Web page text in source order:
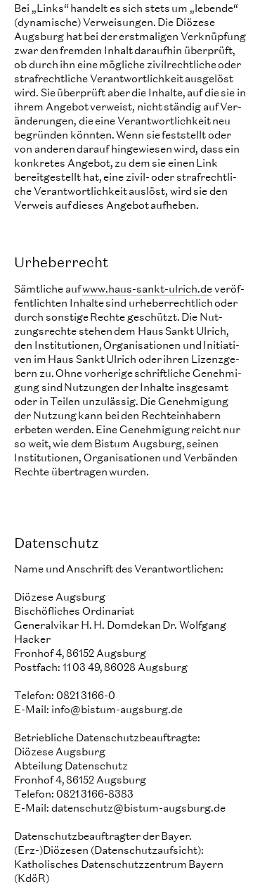
Bei „Links“ handelt es sich stets um „lebende“
(dyna­mi­sche) Ver­wei­sun­gen. Die Diö­zese
Augs­burg hat bei der erst­ma­li­gen Ver­knüp­fung
zwar den frem­den Inhalt darauf­hin über­prüft,
ob durch ihn eine mög­li­che zivil­recht­li­che oder
straf­recht­liche Ver­ant­wort­lich­keit aus­ge­löst
wird. Sie über­prüft aber die Inhalte, auf die sie in
ihrem Ange­bot ver­weist, nicht stän­dig auf Ver­
än­de­run­gen, die eine Ver­ant­wort­lich­keit neu
begrün­den könn­ten. Wenn sie fest­stellt oder
von ande­ren darauf hin­ge­wie­sen wird, dass ein
kon­kre­tes Ange­bot, zu dem sie einen Link
bereit­ge­stellt hat, eine zivil- oder straf­recht­li­
che Ver­ant­wort­lich­keit aus­löst, wird sie den
Ver­weis auf die­ses Ange­bot aufheben.
Urheberrecht
Sämtliche aufwww.haus-sankt-ulrich.dever­öf­
fent­lich­ten Inhalte sind urhe­ber­recht­lich oder
durch sons­tige Rechte geschützt. Die Nut­
zungs­rechte ste­hen dem Haus Sankt Ulrich,
den Insti­tu­tio­nen, Orga­ni­sa­tio­nen und Ini­ti­a­ti­
ven im Haus Sankt Ulrich oder ihren Lizenz­ge­
bern zu. Ohne vor­he­rige schrift­liche Geneh­mi­
gung sind Nut­zun­gen der Inhalte ins­ge­samt
oder in Teilen unzu­läs­sig. Die Geneh­mi­gung
der Nut­zung kann bei den Rechte­in­ha­bern
erbe­ten wer­den. Eine Geneh­mi­gung reicht nur
so weit, wie dem Bis­tum Augs­burg, seinen
Insti­tu­tio­nen, Orga­ni­sa­tio­nen und Ver­bän­den
Rechte über­tra­gen wurden.
Datenschutz
Name und Anschrift des Verantwortlichen:
Diözese Augsburg
Bischöfliches Ordinariat
Generalvikar H. H. Domdekan Dr. Wolfgang
Hacker
Fronhof 4, 86152 Augsburg
Postfach: 11 03 49, 86028 Augsburg
Telefon: 0821 3166-0
E-Mail: info@bistum-augsburg.de
Betriebliche Datenschutzbeauftragte:
Diözese Augsburg
Abteilung Datenschutz
Fronhof 4, 86152 Augsburg
Telefon: 0821 3166-8383
E-Mail: datenschutz@bistum-augsburg.de
Datenschutzbeauftragter der Bayer.
(Erz-)Diözesen (Datenschutzaufsicht):
Katholisches Datenschutzzentrum Bayern
(KdöR)